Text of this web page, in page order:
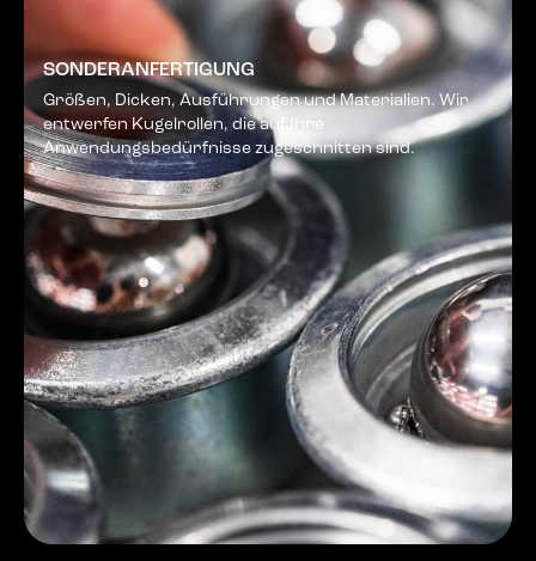
SONDERANFERTIGUNG
Größen, Dicken, Ausführungen und Materialien. Wir
entwerfen Kugelrollen, die auf Ihre
Anwendungsbedürfnisse zugeschnitten sind.